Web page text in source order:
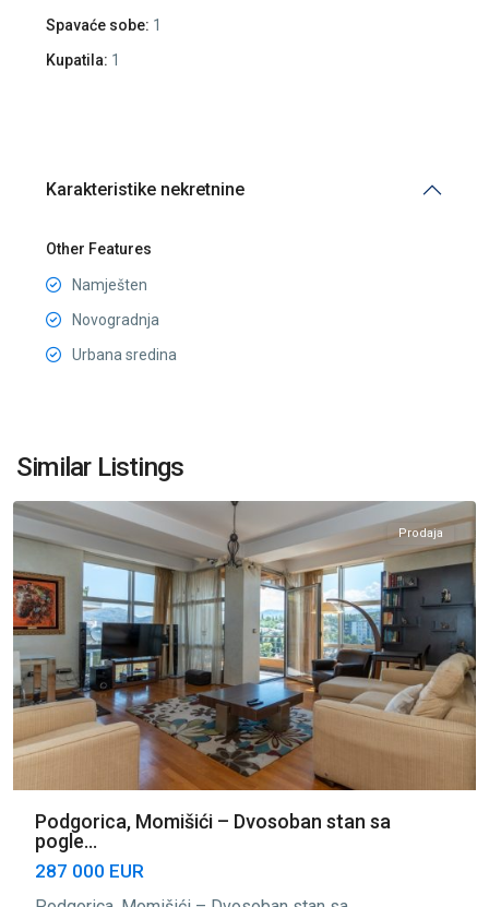
Spavaće sobe: 1
Kupatila: 1
Karakteristike nekretnine
Other Features
Namješten
Novogradnja
Urbana sredina
Similar Listings
Momišići
Podgorica
Prodaja
Podgorica, Momišići – Dvosoban stan sa
pogle...
287 000 EUR